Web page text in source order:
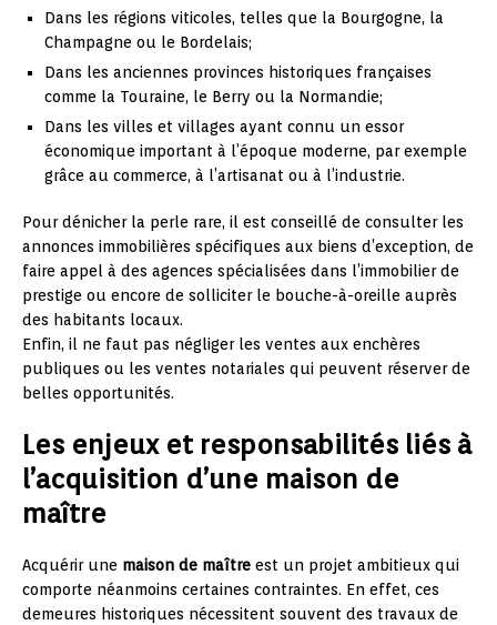
Dans les régions viticoles, telles que la Bourgogne, la
Champagne ou le Bordelais;
Dans les anciennes provinces historiques françaises
comme la Touraine, le Berry ou la Normandie;
Dans les villes et villages ayant connu un essor
économique important à l’époque moderne, par exemple
grâce au commerce, à l’artisanat ou à l’industrie.
Pour dénicher la perle rare, il est conseillé de consulter les
annonces immobilières spécifiques aux biens d’exception, de
faire appel à des agences spécialisées dans l’immobilier de
prestige ou encore de solliciter le bouche-à-oreille auprès
des habitants locaux.
Enfin, il ne faut pas négliger les ventes aux enchères
publiques ou les ventes notariales qui peuvent réserver de
belles opportunités.
Les enjeux et responsabilités liés à
l’acquisition d’une maison de
maître
Acquérir une maison de maître est un projet ambitieux qui
comporte néanmoins certaines contraintes. En effet, ces
demeures historiques nécessitent souvent des travaux de